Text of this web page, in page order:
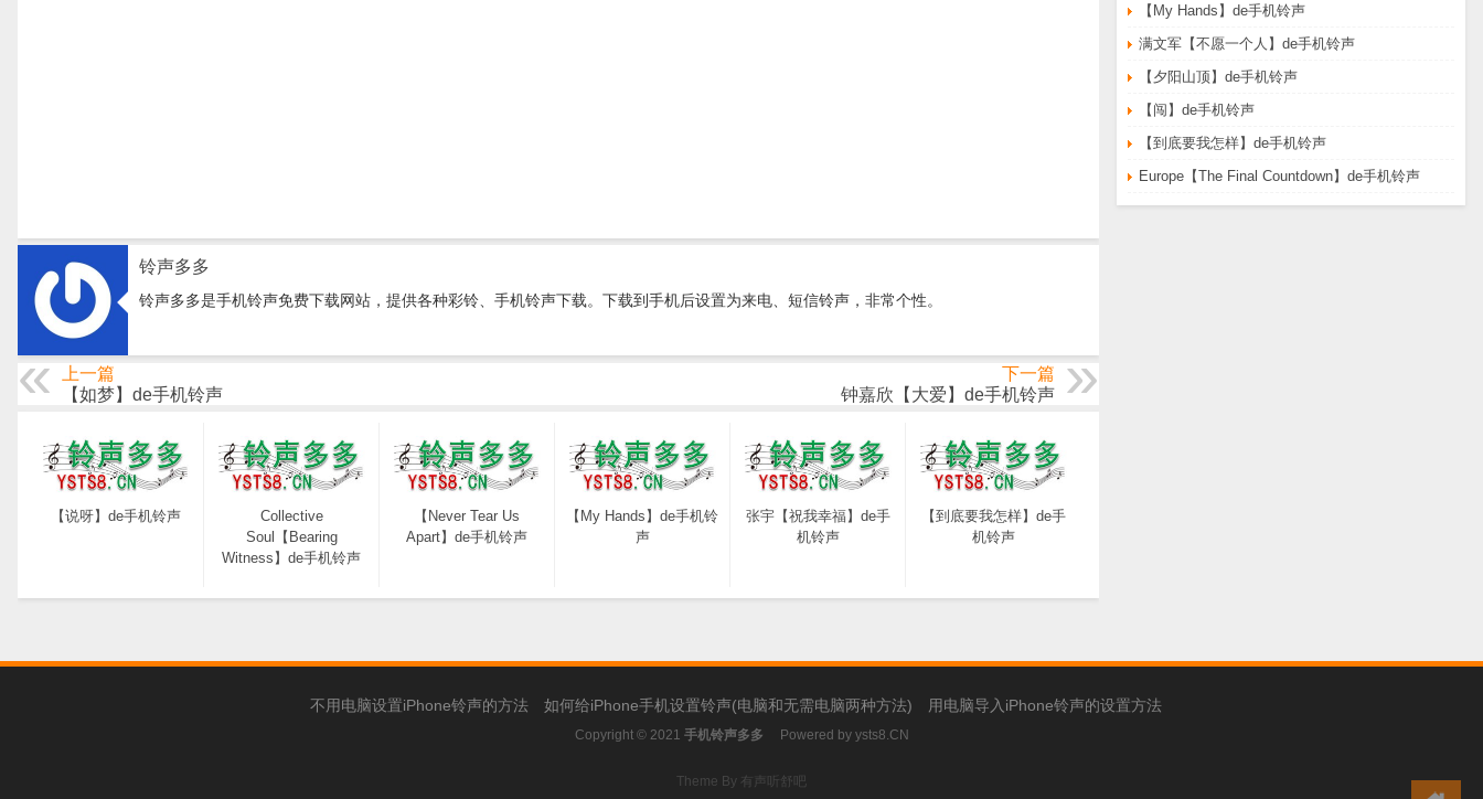
【My Hands】de手机铃声
满文军【不愿一个人】de手机铃声
【夕阳山顶】de手机铃声
【闯】de手机铃声
【到底要我怎样】de手机铃声
Europe【The Final Countdown】de手机铃声
铃声多多
铃声多多是手机铃声免费下载网站，提供各种彩铃、手机铃声下载。下载到手机后设置为来电、短信铃声，非常个性。
上一篇
【如梦】de手机铃声
下一篇
钟嘉欣【大爱】de手机铃声
【说呀】de手机铃声
Collective
Soul【Bearing
Witness】de手机铃声
【Never Tear Us
Apart】de手机铃声
【My Hands】de手机铃
声
张宇【祝我幸福】de手
机铃声
【到底要我怎样】de手
机铃声
不用电脑设置iPhone铃声的方法 如何给iPhone手机设置铃声(电脑和无需电脑两种方法) 用电脑导入iPhone铃声的设置方法
Copyright © 2021 手机铃声多多 Powered by ysts8.CN
Theme By 有声听舒吧